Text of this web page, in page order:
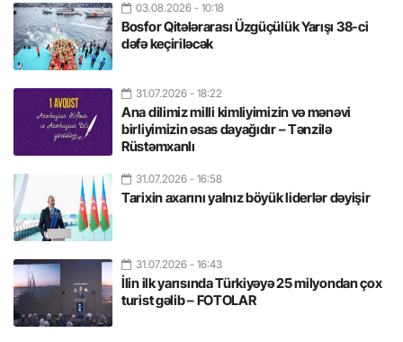
03.08.2026 - 10:18
Bosfor Qitələrarası Üzgüçülük Yarışı 38-ci
dəfə keçiriləcək
31.07.2026 - 18:22
Ana dilimiz milli kimliyimizin və mənəvi
birliyimizin əsas dayağıdır – Tənzilə
Rüstəmxanlı
31.07.2026 - 16:58
Tarixin axarını yalnız böyük liderlər dəyişir
31.07.2026 - 16:43
İlin ilk yarısında Türkiyəyə 25 milyondan çox
turist gəlib – FOTOLAR